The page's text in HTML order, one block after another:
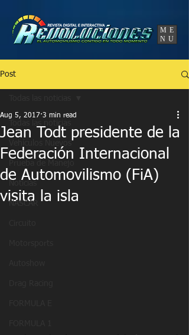
ME
NU
Post
NASCAR
Jean Todt presidente de la
Federación Internacional
de Automovilismo (FiA)
visita la isla
Aug 5, 2017 3 min read